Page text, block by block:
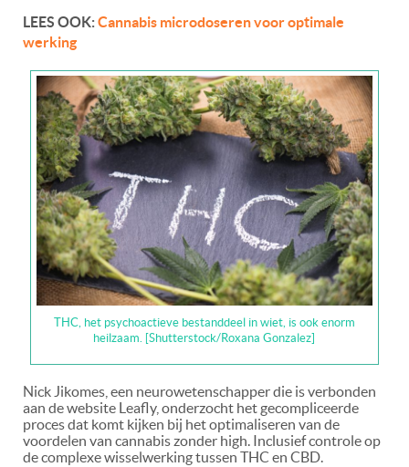
LEES OOK:Cannabis microdoseren voor optimale
werking
THC, het psychoactieve bestanddeel in wiet, is ook enorm
heilzaam. [Shutterstock/Roxana Gonzalez]
Nick Jikomes, een neurowetenschapper die is verbonden
aan de website Leafly, onderzocht het gecompliceerde
proces dat komt kijken bij het optimaliseren van de
voordelen van cannabis zonder high. Inclusief controle op
de complexe wisselwerking tussen THC en CBD.